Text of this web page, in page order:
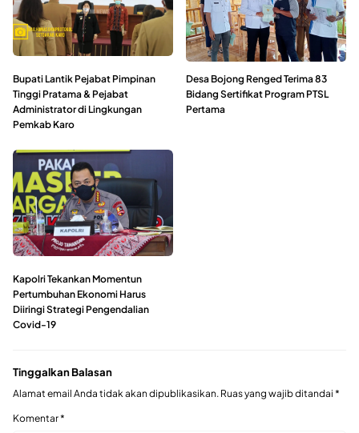
Bupati Lantik Pejabat Pimpinan
Tinggi Pratama & Pejabat
Administrator di Lingkungan
Pemkab Karo
Desa Bojong Renged Terima 83
Bidang Sertifikat Program PTSL
Pertama
Kapolri Tekankan Momentun
Pertumbuhan Ekonomi Harus
Diiringi Strategi Pengendalian
Covid-19
Tinggalkan Balasan
Alamat email Anda tidak akan dipublikasikan. Ruas yang wajib ditandai *
Komentar*